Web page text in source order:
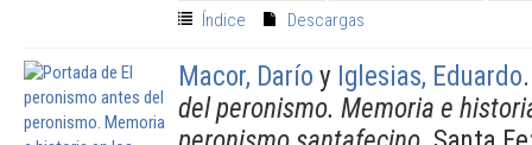
Índice
Descargas
Macor, Darío y Iglesias, Eduardo
del peronismo. Memoria e